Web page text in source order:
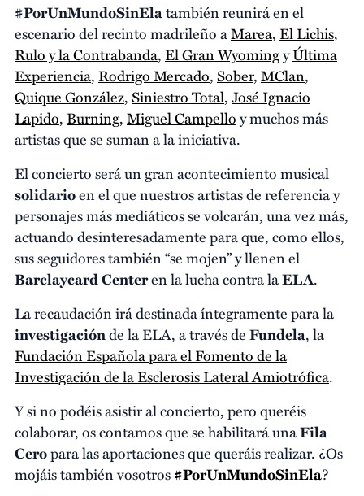
#PorUnMundoSinElatambién reunirá en el
escenario del recinto madrileño aMarea, El Lichis,
Rulo y la Contrabanda, El Gran WyomingyÚltima
Experiencia,Rodrigo Mercado,Sober,MClan,
Quique González,Siniestro Total,José Ignacio
Lapido,Burning,Miguel Campelloy muchos más
artistas que se suman a la iniciativa.
El concierto será un gran acontecimiento musical
solidarioen el que nuestros artistas de referencia y
personajes más mediáticos se volcarán, una vez más,
actuando desinteresadamente para que, como ellos,
sus seguidores también “se mojen” y llenen el
Barclaycard Centeren la lucha contra laELA.
La recaudación irá destinada íntegramente para la
investigaciónde la ELA, a través deFundela, la
Fundación Española para el Fomento de la
Investigación de la Esclerosis Lateral Amiotrófica.
Y si no podéis asistir al concierto, pero queréis
colaborar, os contamos que se habilitará unaFila
Ceropara las aportaciones que queráis realizar. ¿Os
mojáis también vosotros#PorUnMundoSinEla?